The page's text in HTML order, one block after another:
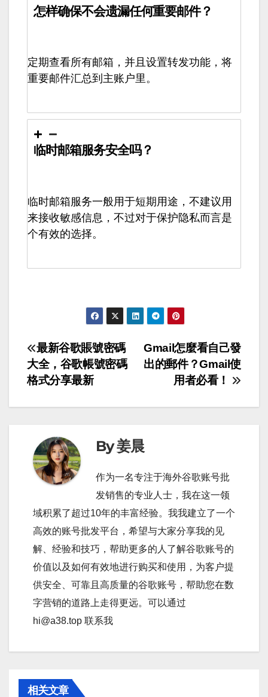
怎样确保不会遗漏任何重要邮件？
定期查看所有邮箱，并且设置转发功能，将
重要邮件汇总到主账户里。
临时邮箱服务安全吗？
临时邮箱服务一般用于短期用途，不建议用
来接收敏感信息，不过对于保护隐私而言是
个有效的选择。
文
章
導
Gmail怎麼看自己發
出的郵件？Gmail使
用者必看！
最新谷歌賬號密碼
大全，谷歌帳號密碼
格式分享最新
By 姜晨
作为一名专注于海外谷歌账号批
发销售的专业人士，我在这一领
域积累了超过10年的丰富经验。我我建立了一个
高效的账号批发平台，希望与大家分享我的见
解、经验和技巧，帮助更多的人了解谷歌账号的
价值以及如何有效地进行购买和使用，为客户提
供安全、可靠且高质量的谷歌账号，帮助您在数
字营销的道路上走得更远。可以通过
hi@a38.top 联系我
相关文章